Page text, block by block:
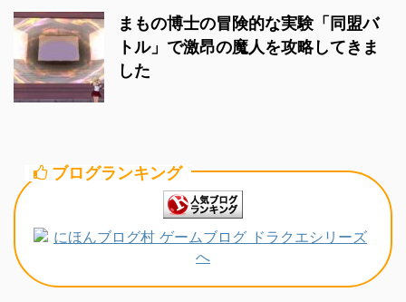
まもの博士の冒険的な実験「同盟バ
トル」で激昂の魔人を攻略してきま
した
ブログランキング